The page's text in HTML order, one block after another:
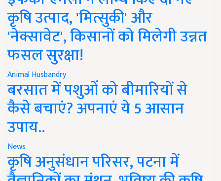
कृषि उत्पाद, 'मित्सुकी' और
'नेक्सावेट', किसानों को मिलेगी उन्नत
फसल सुरक्षा!
Animal Husbandry
बरसात में पशुओं को बीमारियों से
कैसे बचाएं? अपनाएं ये 5 आसान
उपाय..
News
कृषि अनुसंधान परिसर, पटना में